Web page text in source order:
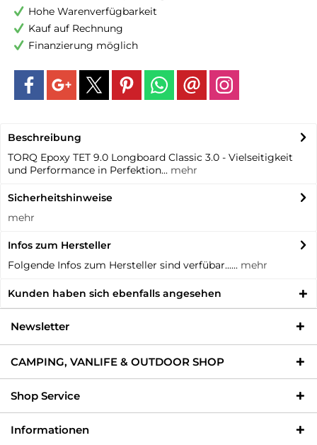
Hohe Warenverfügbarkeit
Kauf auf Rechnung
Finanzierung möglich
Beschreibung
TORQ Epoxy TET 9.0 Longboard Classic 3.0 - Vielseitigkeit
und Performance in Perfektion... mehr
Sicherheitshinweise
mehr
Infos zum Hersteller
Folgende Infos zum Hersteller sind verfübar...... mehr
Kunden haben sich ebenfalls angesehen
Newsletter
CAMPING, VANLIFE & OUTDOOR SHOP
Shop Service
Informationen